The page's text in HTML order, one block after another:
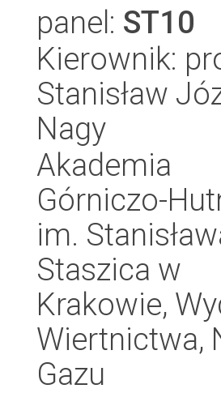
panel: ST10
Kierownik:
Stanisław
Nagy
Akademia
Górniczo-
im.
Staszica w
Krakowie,
Wiertnictwa,
Gazu